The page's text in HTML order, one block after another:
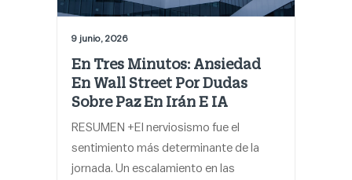
9 junio, 2026
En Tres Minutos: Ansiedad
En Wall Street Por Dudas
Sobre Paz En Irán E IA
RESUMEN +El nerviosismo fue el
sentimiento más determinante de la
jornada. Un escalamiento en las